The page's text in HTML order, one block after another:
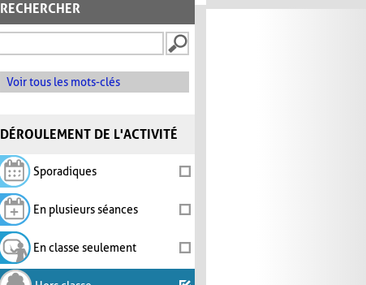
RECHERCHER
Voir tous les mots-clés
DÉROULEMENT DE L'ACTIVITÉ
Sporadiques
En plusieurs séances
En classe seulement